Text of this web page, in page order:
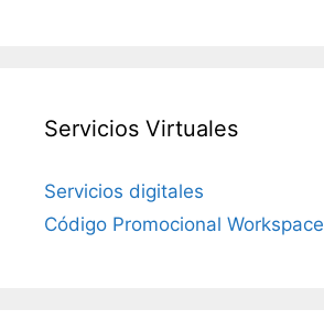
Servicios Virtuales
Servicios digitales
Código Promocional Workspace